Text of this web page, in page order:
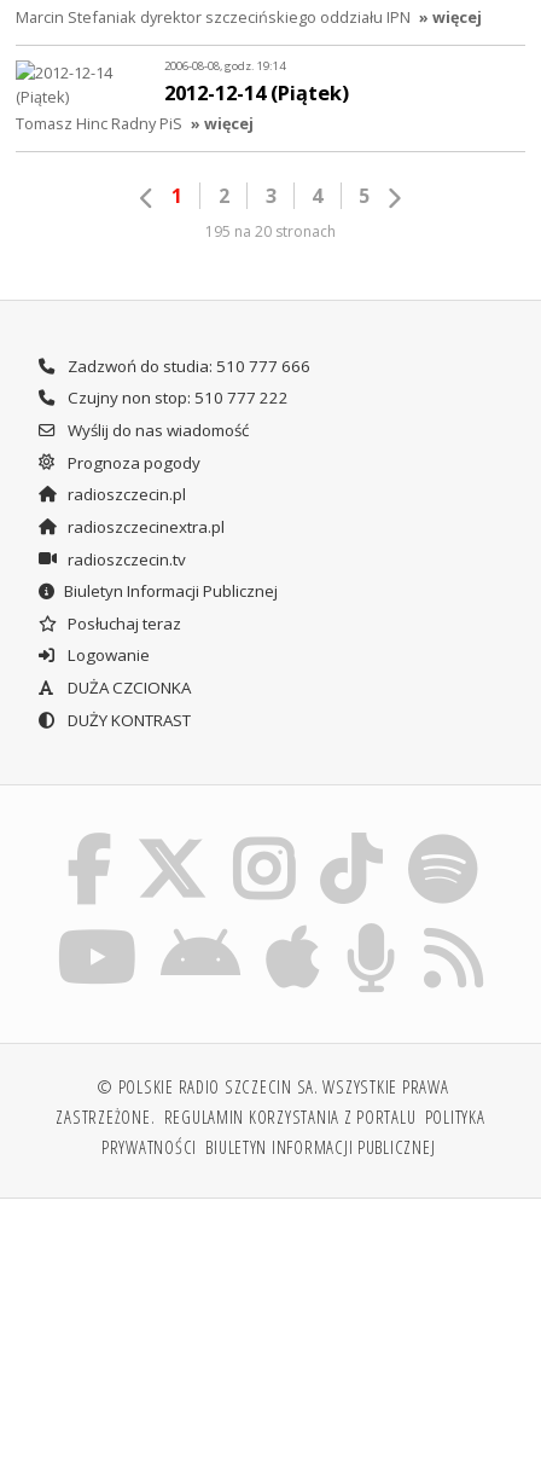
Marcin Stefaniak dyrektor szczecińskiego oddziału IPN » więcej
2006-08-08, godz. 19:14
2012-12-14 (Piątek)
Tomasz Hinc Radny PiS » więcej
1 2 3 4 5
195 na 20 stronach
Zadzwoń do studia: 510 777 666
Czujny non stop: 510 777 222
Wyślij do nas wiadomość
Prognoza pogody
radioszczecin.pl
radioszczecinextra.pl
radioszczecin.tv
Biuletyn Informacji Publicznej
Posłuchaj teraz
Logowanie
DUŻA CZCIONKA
DUŻY KONTRAST
© POLSKIE RADIO SZCZECIN SA. WSZYSTKIE PRAWA
ZASTRZEŻONE. REGULAMIN KORZYSTANIA Z PORTALU POLITYKA
PRYWATNOŚCI BIULETYN INFORMACJI PUBLICZNEJ